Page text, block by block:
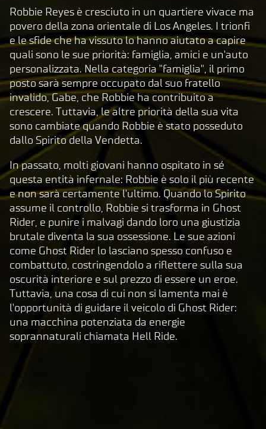
p
t
&
P
l
a
y
Clic
cand
o su
Gioc
a,
acce
tti
la
pol
itic
a
la
pri
va
Robbie Reyes è cresciuto in un quartiere vivace ma
povero della zona orientale di Los Angeles. I trionfi
e le sfide che ha vissuto lo hanno aiutato a capire
quali sono le sue priorità: famiglia, amici e un'auto
personalizzata. Nella categoria "famiglia", il primo
posto sarà sempre occupato dal suo fratello
invalido, Gabe, che Robbie ha contribuito a
crescere. Tuttavia, le altre priorità della sua vita
sono cambiate quando Robbie è stato posseduto
dallo Spirito della Vendetta.
In passato, molti giovani hanno ospitato in sé
questa entità infernale: Robbie è solo il più recente
e non sarà certamente l'ultimo. Quando lo Spirito
assume il controllo, Robbie si trasforma in Ghost
Rider, e punire i malvagi dando loro una giustizia
brutale diventa la sua ossessione. Le sue azioni
come Ghost Rider lo lasciano spesso confuso e
combattuto, costringendolo a riflettere sulla sua
oscurità interiore e sul prezzo di essere un eroe.
Tuttavia, una cosa di cui non si lamenta mai è
l'opportunità di guidare il veicolo di Ghost Rider:
una macchina potenziata da energie
soprannaturali chiamata Hell Ride.